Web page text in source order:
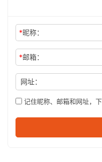
*昵称：
*邮箱：
网址：
记住昵称、邮箱和网址，